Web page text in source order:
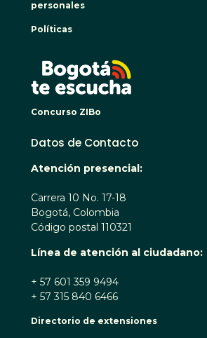
personales
Políticas
Concurso ZIBo
Datos de Contacto
Atención presencial:
Carrera 10 No. 17-18
Bogotá, Colombia
Código postal 110321
Línea de atención al ciudadano:
+ 57 601 359 9494
+ 57 315 840 6466
Directorio de extensiones